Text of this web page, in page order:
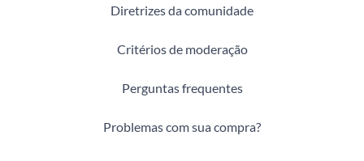
Diretrizes da comunidade
Critérios de moderação
Perguntas frequentes
Problemas com sua compra?